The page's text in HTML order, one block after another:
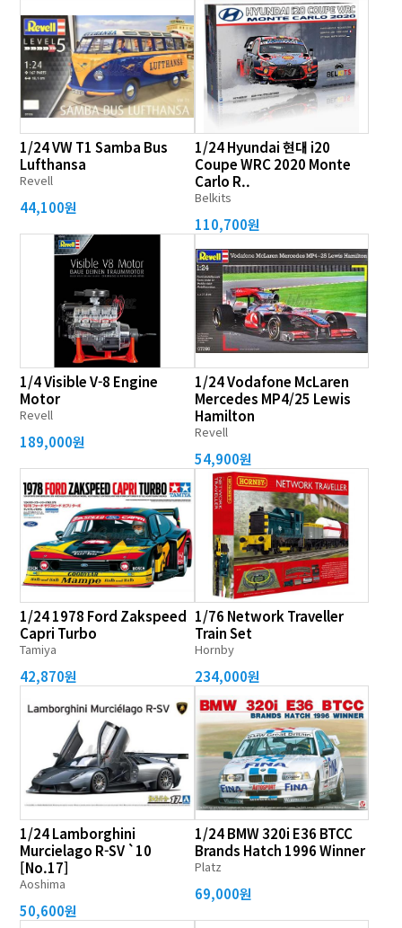
1/24 VW T1 Samba Bus
Lufthansa
Revell
44,100원
1/24 Hyundai 현대 i20
Coupe WRC 2020 Monte
Carlo R..
Belkits
110,700원
1/4 Visible V-8 Engine
Motor
Revell
189,000원
1/24 Vodafone McLaren
Mercedes MP4/25 Lewis
Hamilton
Revell
54,900원
1/24 1978 Ford Zakspeed
Capri Turbo
Tamiya
42,870원
1/76 Network Traveller
Train Set
Hornby
234,000원
1/24 Lamborghini
Murcielago R-SV `10
[No.17]
Aoshima
50,600원
1/24 BMW 320i E36 BTCC
Brands Hatch 1996 Winner
Platz
69,000원